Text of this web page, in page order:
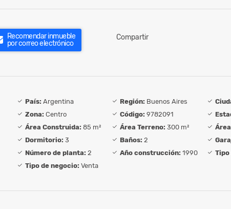
Recomendar inmueble
por correo electrónico
Compartir
País: Argentina Región: Buenos Aires
Zona: Centro Código: 9782091
Área Construida: 85 m² Área Terreno: 300 m²
Dormitorio: 3 Baños: 2
Número de planta: 2 Año construcción: 1990 Tipo
Tipo de negocio: Venta